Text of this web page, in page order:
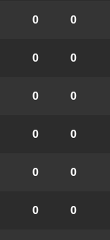
0
0
0
0
0
0
0
0
0
0
0
0